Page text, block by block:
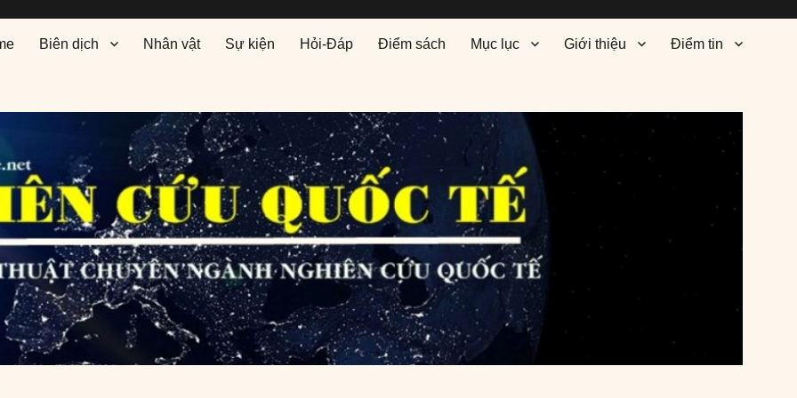
Biên dịch Nhân vật Sự kiện Hỏi-Đáp Điểm sách Mục lục Giới thiệu Điểm tin